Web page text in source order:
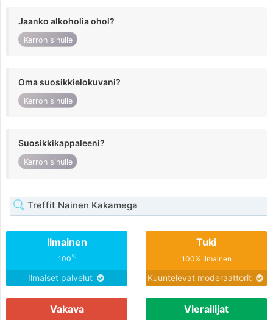
Jaanko alkoholia ohol?
Kerron sinulle
Oma suosikkielokuvani?
Kerron sinulle
Suosikkikappaleeni?
Kerron sinulle
Treffit Nainen Kakamega
Ilmainen
100%
Ilmaiset palvelut
Tuki
100% ilmainen
Kuuntelevat moderaattorit
Vakava Vierailijat